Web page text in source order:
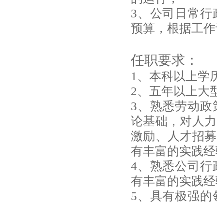
3、公司日常
预算，根据工
任职要求：
1、本科以上学
2、五年以上大
3、熟悉劳动
论基础，对人
激励、人才招
有丰富的实践
4、熟悉公司行
有丰富的实践
5、具有极强